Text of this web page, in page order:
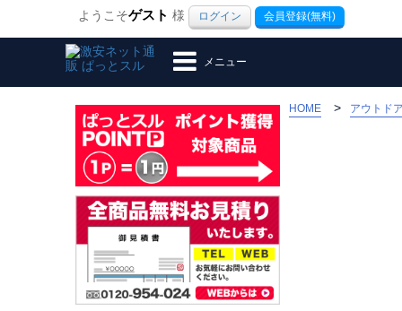
ようこそゲスト 様 ログイン 会員登録(無料)
メニュー
HOME > アウトド